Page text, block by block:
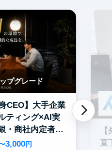
日勤務可
装髪型自由
プグレード
CEO】大手企業
ティング×AI実
・商社内定者多
3,000円
直